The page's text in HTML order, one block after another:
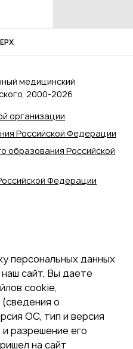
организации
Российской Федерации
образования Российской
Федерации
медицинский
2000‑2026
персональных данных
сайт, Вы даете
cookie,
о
ОС, тип и версия
разрешение его
на сайт